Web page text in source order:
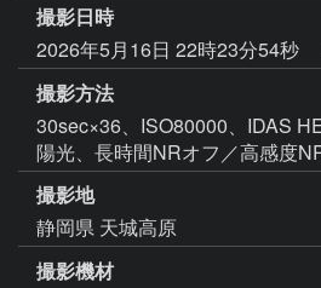
撮影日時
2026年5月16日 22時23分54秒
撮影方法
30sec×36、ISO80000、IDAS
陽光、長時間NRオフ／高感度
撮影地
静岡県 天城高原
撮影機材